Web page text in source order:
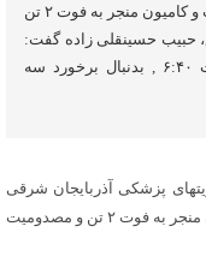
شرقی گفت: صبح امروز برخورد پژو پارس و وانت و کامیون منجر به فوت ۲ تن
حبیب حسینقلی زاده گفت:
صبح امروز چهارشنبه مورخه ۱۳۹۴/۱۲/۲۶ساعت ۶:۴۰ , بدنبال برخورد سه
پزشکی آذربایجان شرقی
گفت: صبح امروز برخورد پژو پارس و وانت و کامیون منجر به فوت ۲ تن و مصدومیت